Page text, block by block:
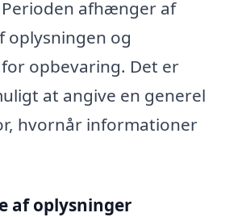
afhænger af
oplysningen og
opbevaring. Det er
at angive en generel
hvornår informationer
af oplysninger